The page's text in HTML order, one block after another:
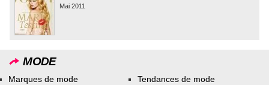
Mai 2011
MODE
Marques de mode Tendances de mode